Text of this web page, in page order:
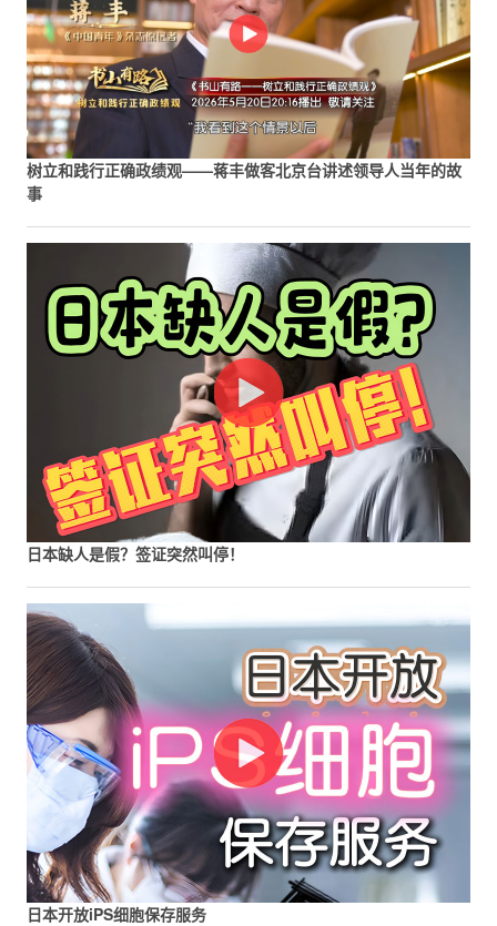
树立和践行正确政绩观——蒋丰做客北京台讲述领导人当年的故
事
日本缺人是假？签证突然叫停！
日本开放iPS细胞保存服务